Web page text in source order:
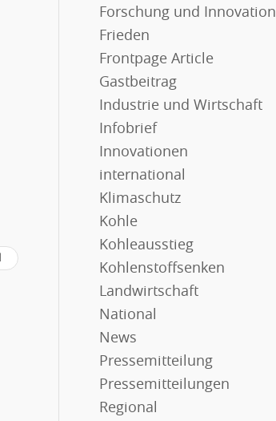
Forschung und Innovation
Frieden
Frontpage Article
Gastbeitrag
Industrie und Wirtschaft
Infobrief
Innovationen
international
Klimaschutz
Kohle
Kohleausstieg
Kohlenstoffsenken
Landwirtschaft
National
News
Pressemitteilung
Pressemitteilungen
Regional